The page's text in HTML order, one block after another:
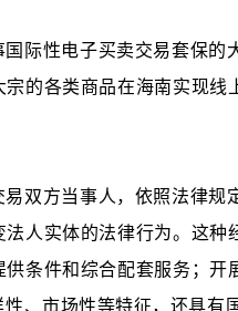
国际性电子买卖交易套保的
的各类商品在海南实现
易双方当事人，依照法律规
人实体的法律行为。这
条件和综合配套服务；
、市场性等特征，还具有